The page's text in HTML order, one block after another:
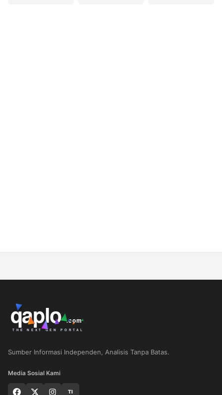
Sumber Informasi Independen, Analisis Tanpa Batas.
Media Sosial Kami
TI